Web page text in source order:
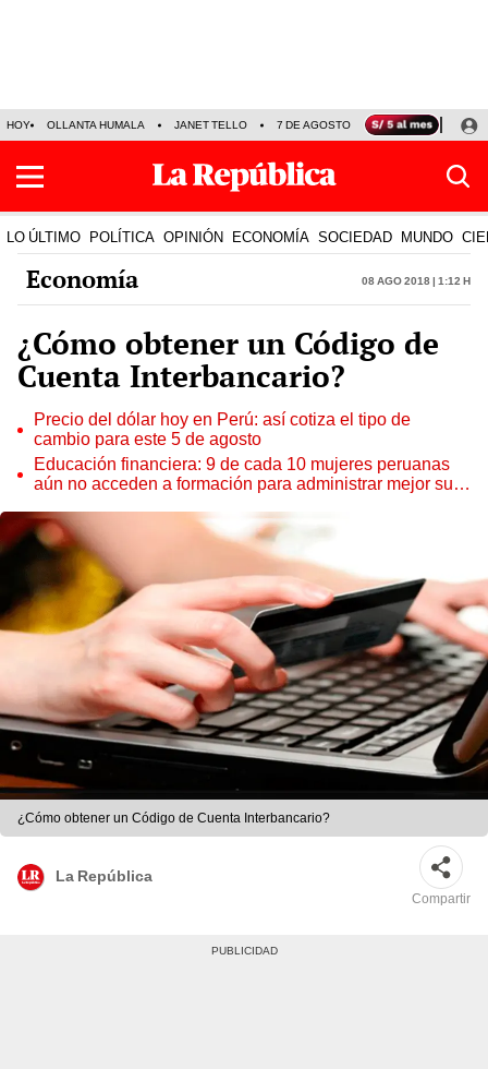
HOY OLLANTA HUMALA JANET TELLO 7 DE AGOSTO TINKA RESULTADOS
LO ÚLTIMO POLÍTICA OPINIÓN ECONOMÍA SOCIEDAD MUNDO
Economía 08 Ago 2018 | 1:12 h
¿Cómo obtener un Código de
Cuenta Interbancario?
Precio del dólar hoy en Perú: así cotiza el tipo de
cambio para este 5 de agosto
Educación financiera: 9 de cada 10 mujeres peruanas
aún no acceden a formación para administrar mejor su
¿Cómo obtener un Código de Cuenta Interbancario?
La República
Compartir